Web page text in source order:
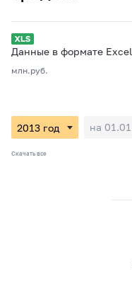
Данные в формате Excel
млн.руб.
на 01.01
Скачать все